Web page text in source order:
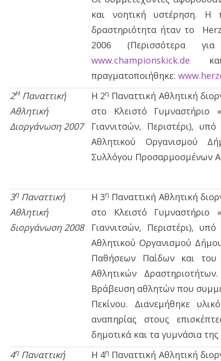
και νοητική υστέρηση. Η
δραστηριότητα ήταν το
2006 (Περισσότερα
www.championskick.de
πραγματοποιήθηκε:
2ΗΠαναττική
Αθλητική
Διοργάνωση 2007
Η 2η Παναττική Αθλητική
στο Κλειστό Γυμναστήριο
Γιαννιτσών, Περιστέρι),
Αθλητικού Οργανισμού
Συλλόγου Προσαρμοσμένων
3ηΠαναττική
Αθλητική
διοργάνωση 2008
Η 3η Παναττική Αθλητική
στο Κλειστό Γυμναστήριο
Γιαννιτσών, Περιστέρι),
Αθλητικού Οργανισμού
Παθήσεων Παίδων και του
Αθλητικών
Βράβευση αθλητών που
Πεκίνου. Διανεμήθηκε
αναπηρίας στους
δημοτικά και τα γυμνάσια
4ηΠαναττική
Η 4η Παναττική Αθλητική